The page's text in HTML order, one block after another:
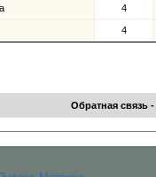
4
4
Обратная связь -